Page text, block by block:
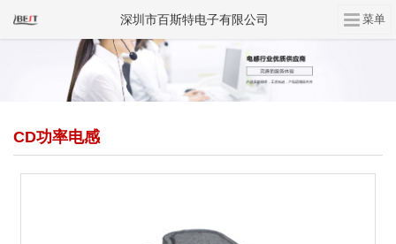
CD功率电感
深圳市百斯特电子有限公司